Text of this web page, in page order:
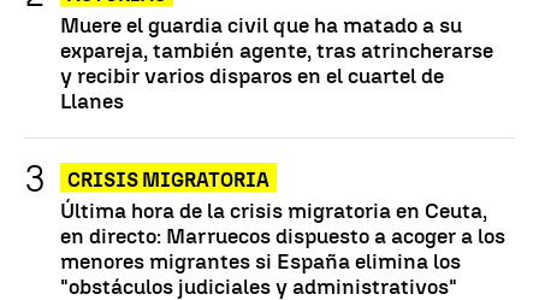
Muere el guardia civil que ha matado a su
expareja, también agente, tras atrincherarse
y recibir varios disparos en el cuartel de
Llanes
CRISIS MIGRATORIA
Última hora de la crisis migratoria en Ceuta,
en directo: Marruecos dispuesto a acoger a los
menores migrantes si España elimina los
"obstáculos judiciales y administrativos"